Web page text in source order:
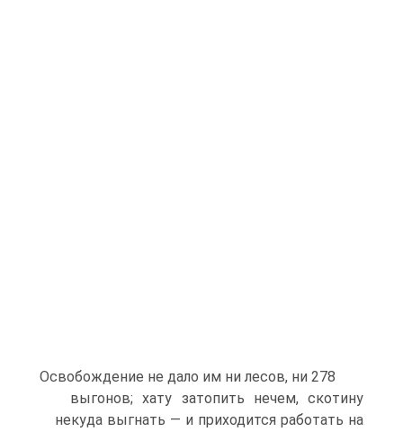
Освобождение не дало им ни лесов, ни 278
выгонов; хату затопить нечем, скотину
некуда выгнать — и прихо­дится работать на